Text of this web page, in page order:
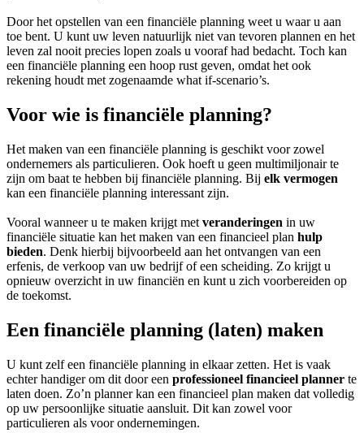
Door het opstellen van een financiële planning weet u waar u aan
toe bent. U kunt uw leven natuurlijk niet van tevoren plannen en het
leven zal nooit precies lopen zoals u vooraf had bedacht. Toch kan
een financiële planning een hoop rust geven, omdat het ook
rekening houdt met zogenaamde what if-scenario’s.
Voor wie is financiële planning?
Het maken van een financiële planning is geschikt voor zowel
ondernemers als particulieren. Ook hoeft u geen multimiljonair te
zijn om baat te hebben bij financiële planning. Bij elk vermogen
kan een financiële planning interessant zijn.
Vooral wanneer u te maken krijgt met veranderingen in uw
financiële situatie kan het maken van een financieel plan hulp
bieden. Denk hierbij bijvoorbeeld aan het ontvangen van een
erfenis, de verkoop van uw bedrijf of een scheiding. Zo krijgt u
opnieuw overzicht in uw financiën en kunt u zich voorbereiden op
de toekomst.
Een financiële planning (laten) maken
U kunt zelf een financiële planning in elkaar zetten. Het is vaak
echter handiger om dit door een professioneel financieel planner te
laten doen. Zo’n planner kan een financieel plan maken dat volledig
op uw persoonlijke situatie aansluit. Dit kan zowel voor
particulieren als voor ondernemingen.